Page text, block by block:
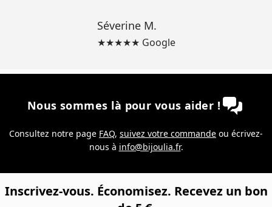
Séverine M.
★★★★★ Google
Nous sommes là pour vous aider !
Consultez notre page FAQ, suivez votre commande ou écrivez-
nous à info@bijoulia.fr.
Inscrivez-vous. Économisez. Recevez un bon